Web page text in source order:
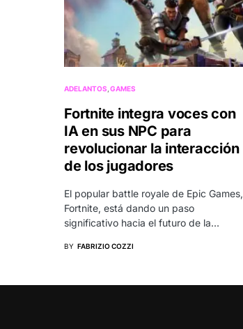
ADELANTOS GAMES
Fortnite integra voces con
IA en sus NPC para
revolucionar la interacción
de los jugadores
El popular battle royale de Epic Games,
Fortnite, está dando un paso
significativo hacia el futuro de la…
BY FABRIZIO COZZI